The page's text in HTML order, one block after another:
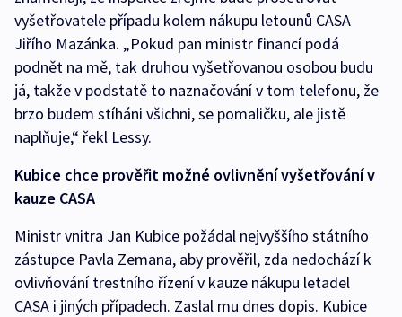
vyšetřovatele případu kolem nákupu letounů CASA
Jiřího Mazánka. „Pokud pan ministr financí podá
podnět na mě, tak druhou vyšetřovanou osobou budu
já, takže v podstatě to naznačování v tom telefonu, že
brzo budem stíháni všichni, se pomaličku, ale jistě
naplňuje,“ řekl Lessy.
Kubice chce prověřit možné ovlivnění vyšetřování v
kauze CASA
Ministr vnitra Jan Kubice požádal nejvyššího státního
zástupce Pavla Zemana, aby prověřil, zda nedochází k
ovlivňování trestního řízení v kauze nákupu letadel
CASA i jiných případech. Zaslal mu dnes dopis. Kubice